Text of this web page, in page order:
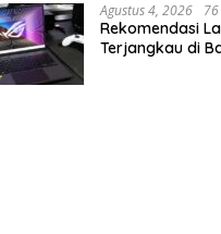
Agustus 4, 2026
Rekomendasi
Terjangkau di